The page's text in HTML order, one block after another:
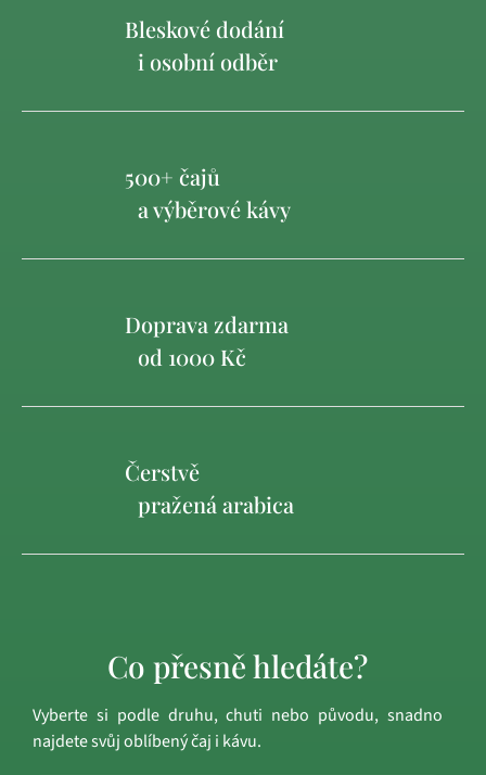
Bleskové dodání
i osobní odběr
500+ čajů
a výběrové kávy
Doprava zdarma
od 1000 Kč
Čerstvě
pražená arabica
Co přesně hledáte?
Vyberte si podle druhu, chuti nebo původu, snadno
najdete svůj oblíbený čaj i kávu.